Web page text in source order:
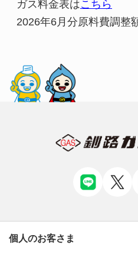
ガス料金表はこちら
2026年6月分原料費調整
個人のお客さま